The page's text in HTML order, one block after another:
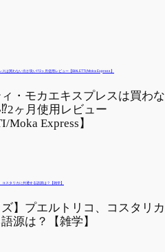
・モカエキスプレスは買わな
ヶ月使用レビュー
Moka Express】
ズ】プエルトリコ、コスタリカ
源は？【雑学】